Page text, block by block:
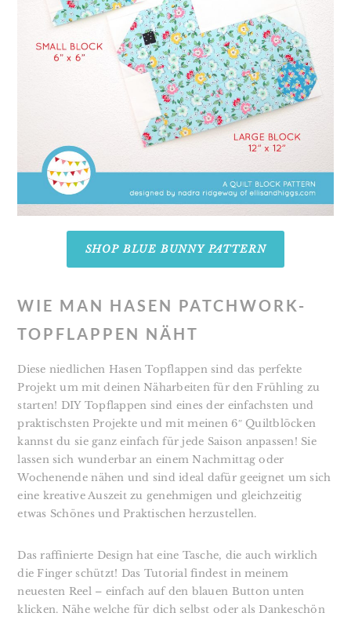
SHOP BLUE BUNNY PATTERN
WIE MAN HASEN PATCHWORK-
TOPFLAPPEN NÄHT
Diese niedlichen Hasen Topflappen sind das perfekte
Projekt um mit deinen Näharbeiten für den Frühling zu
starten! DIY Topflappen sind eines der einfachsten und
praktischsten Projekte und mit meinen 6″ Quiltblöcken
kannst du sie ganz einfach für jede Saison anpassen! Sie
lassen sich wunderbar an einem Nachmittag oder
Wochenende nähen und sind ideal dafür geeignet um sich
eine kreative Auszeit zu genehmigen und gleichzeitig
etwas Schönes und Praktischen herzustellen.
Das raffinierte Design hat eine Tasche, die auch wirklich
die Finger schützt! ⁣Das Tutorial findest in meinem
neuesten Reel – einfach auf den blauen Button unten
klicken. Nähe welche für dich selbst oder als Dankeschön